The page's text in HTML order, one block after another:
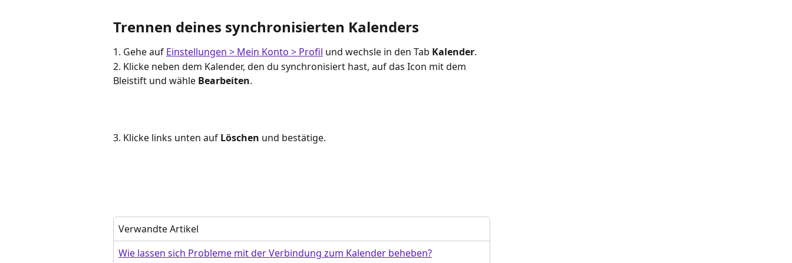
Trennen deines synchronisierten Kalenders
1. Gehe auf Einstellungen > Mein Konto > Profil und wechsle in den Tab Kalender.
2. Klicke neben dem Kalender, den du synchronisiert hast, auf das Icon mit dem
Bleistift und wähle Bearbeiten.
3. Klicke links unten auf Löschen und bestätige.
Verwandte Artikel
Wie lassen sich Probleme mit der Verbindung zum Kalender beheben?